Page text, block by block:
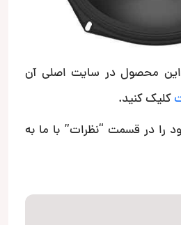
این محصول در سایت اصلی آن
کلیک کنید.
را در قسمت “نظرات” با ما به